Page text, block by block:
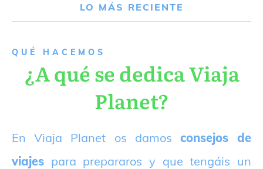
LO MÁS RECIENTE
QUÉ HACEMOS
¿A qué se dedica Viaja
Planet?
En Viaja Planet os damos consejos de
viajes para prepararos y que tengáis un